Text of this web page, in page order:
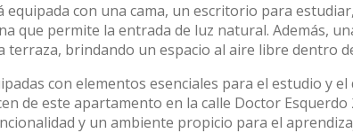
equipada con una cama, un escritorio para
que permite la entrada de luz natural. Además,
terraza, brindando un espacio al aire libre dentro
con elementos esenciales para el estudio y
de este apartamento en la calle Doctor
y un ambiente propicio para el